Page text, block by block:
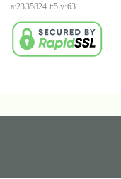
a:2335824 t:5 y:63